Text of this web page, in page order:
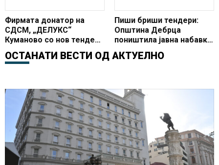
Фирмата донатор на
СДСМ, „ДЕЛУКС“
Куманово со нов тендер
за луксузна лимузина
Пиши бриши тендери:
Општина Дебрца
поништила јавна набавка
за да склучи нов договор
за два и пол пати
ОСТАНАТИ ВЕСТИ ОД АКТУЕЛНО